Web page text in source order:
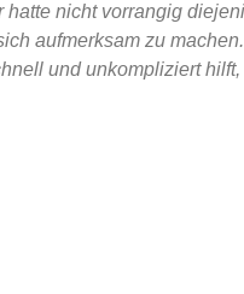
nicht vorrangig
aufmerksam zu machen.
und unkompliziert